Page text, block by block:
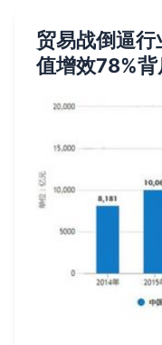
贸易战倒逼
值增效78%